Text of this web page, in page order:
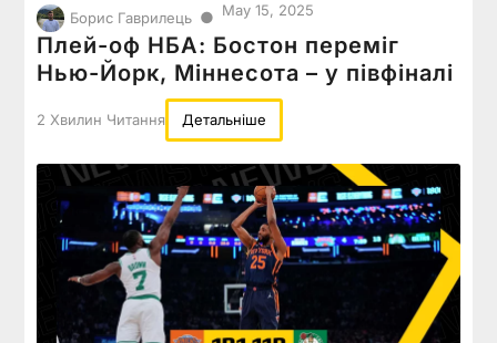
Борис Гаврилець ● May 15, 2025
Плей-оф НБА: Бостон переміг
Нью-Йорк, Міннесота – у півфіналі
2 Хвилин Читання Детальніше